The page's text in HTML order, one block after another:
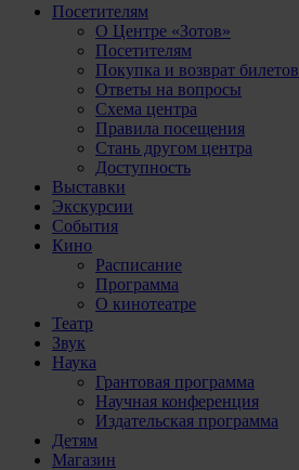
Посетителям
О Центре «Зотов»
Посетителям
Покупка и возврат билетов
Ответы на вопросы
Схема центра
Правила посещения
Стань другом центра
Доступность
Выставки
Экскурсии
События
Кино
Расписание
Программа
О кинотеатре
Театр
Звук
Наука
Грантовая программа
Научная конференция
Издательская программа
Детям
Магазин